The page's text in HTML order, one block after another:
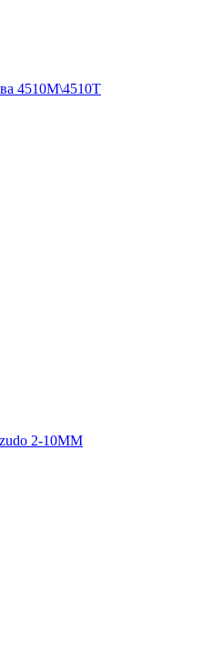
4510М\4510Т
2-10ММ